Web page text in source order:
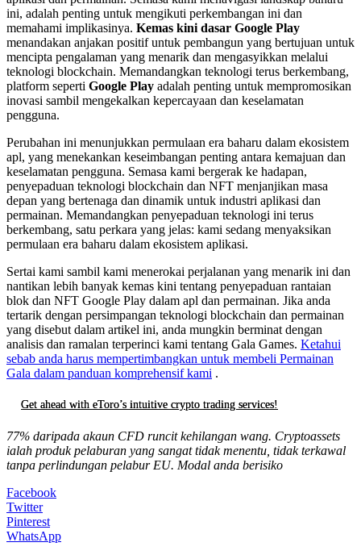
ini, adalah penting untuk mengikuti perkembangan ini dan
memahami implikasinya. Kemas kini dasar Google Play
menandakan anjakan positif untuk pembangun yang bertujuan untuk
mencipta pengalaman yang menarik dan mengasyikkan melalui
teknologi blockchain. Memandangkan teknologi terus berkembang,
platform seperti Google Play adalah penting untuk mempromosikan
inovasi sambil mengekalkan kepercayaan dan keselamatan
pengguna.
Perubahan ini menunjukkan permulaan era baharu dalam ekosistem
apl, yang menekankan keseimbangan penting antara kemajuan dan
keselamatan pengguna. Semasa kami bergerak ke hadapan,
penyepaduan teknologi blockchain dan NFT menjanjikan masa
depan yang bertenaga dan dinamik untuk industri aplikasi dan
permainan. Memandangkan penyepaduan teknologi ini terus
berkembang, satu perkara yang jelas: kami sedang menyaksikan
permulaan era baharu dalam ekosistem aplikasi.
Sertai kami sambil kami menerokai perjalanan yang menarik ini dan
nantikan lebih banyak kemas kini tentang penyepaduan rantaian
blok dan NFT Google Play dalam apl dan permainan. Jika anda
tertarik dengan persimpangan teknologi blockchain dan permainan
yang disebut dalam artikel ini, anda mungkin berminat dengan
analisis dan ramalan terperinci kami tentang Gala Games. Ketahui
sebab anda harus mempertimbangkan untuk membeli Permainan
Gala dalam panduan komprehensif kami .
Get ahead with eToro’s intuitive crypto trading services!
77% daripada akaun CFD runcit kehilangan wang. Cryptoassets
ialah produk pelaburan yang sangat tidak menentu, tidak terkawal
tanpa perlindungan pelabur EU. Modal anda berisiko
Facebook
Twitter
Pinterest
WhatsApp